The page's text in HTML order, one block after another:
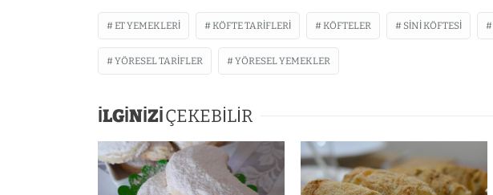
ET YEMEKLERI KÖFTE TARIFLERI KÖFTELER SINI KÖFTESI
YÖRESEL TARIFLER YÖRESEL YEMEKLER
İLGİNİZİÇEKEBİLİR